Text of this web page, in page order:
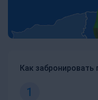
Как забронировать
1